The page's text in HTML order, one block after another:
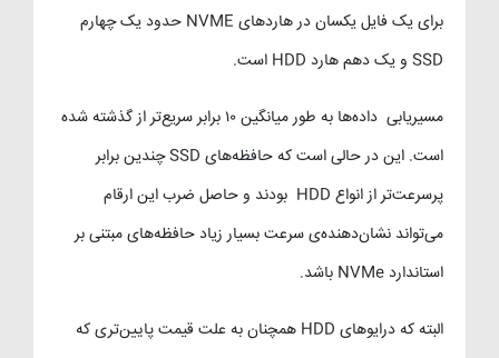
برای یک فایل یکسان در هاردهای NVME حدود یک چهارم
SSD و یک دهم هارد HDD است.
مسیریابی داده‌ها به طور میانگین ۱۰ برابر سریع‌تر از گذشته شده
است. این در حالی است که حافظه‌های SSD چندین برابر
پرسرعت‌تر از انواع HDD بودند و حاصل ضرب این ارقام
می‌تواند نشان‌دهنده‌ی سرعت بسیار زیاد حافظه‌های مبتنی بر
استاندارد NVMe باشد.
البته که درایوهای HDD همچنان به علت قیمت پایین‌تری که